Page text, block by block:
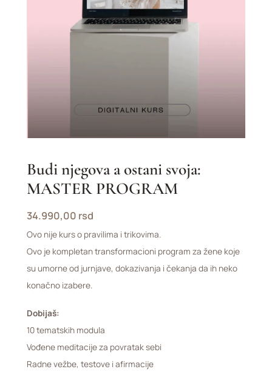
Budi njegova a ostani svoja:
MASTER PROGRAM
34.990,00 rsd
Ovo nije kurs o pravilima i trikovima.
Ovo je kompletan transformacioni program za žene koje
su umorne od jurnjave, dokazivanja i čekanja da ih neko
konačno izabere.
Dobijaš:
10 tematskih modula
Vođene meditacije za povratak sebi
Radne vežbe, testove i afirmacije